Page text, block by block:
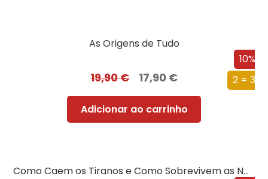
10%
2 = 3
As Origens de Tudo
19,90€ 17,90 €
Adicionar ao carrinho
Como Caem os Tiranos e Como Sobrevivem as Nações